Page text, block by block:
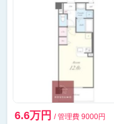
6.6万円 / 管理費 9000円